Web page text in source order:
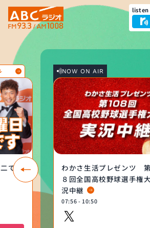
NOW ON AIR
わかさ生活プレゼンツ
８回全国高校野球選手権
況中継
07:56 - 10:50
です